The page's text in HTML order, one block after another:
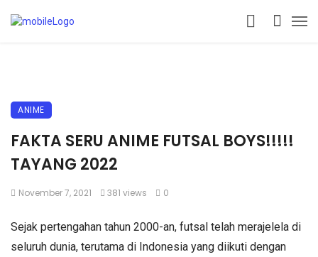
ANIME
FAKTA SERU ANIME FUTSAL BOYS!!!!!
TAYANG 2022
November 7, 2021 381 views 0
Sejak pertengahan tahun 2000-an, futsal telah merajelela di
seluruh dunia, terutama di Indonesia yang diikuti dengan